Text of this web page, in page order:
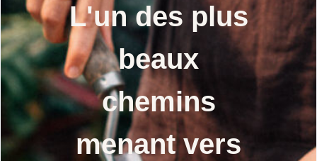
L'un des plus
beaux
chemins
menant vers